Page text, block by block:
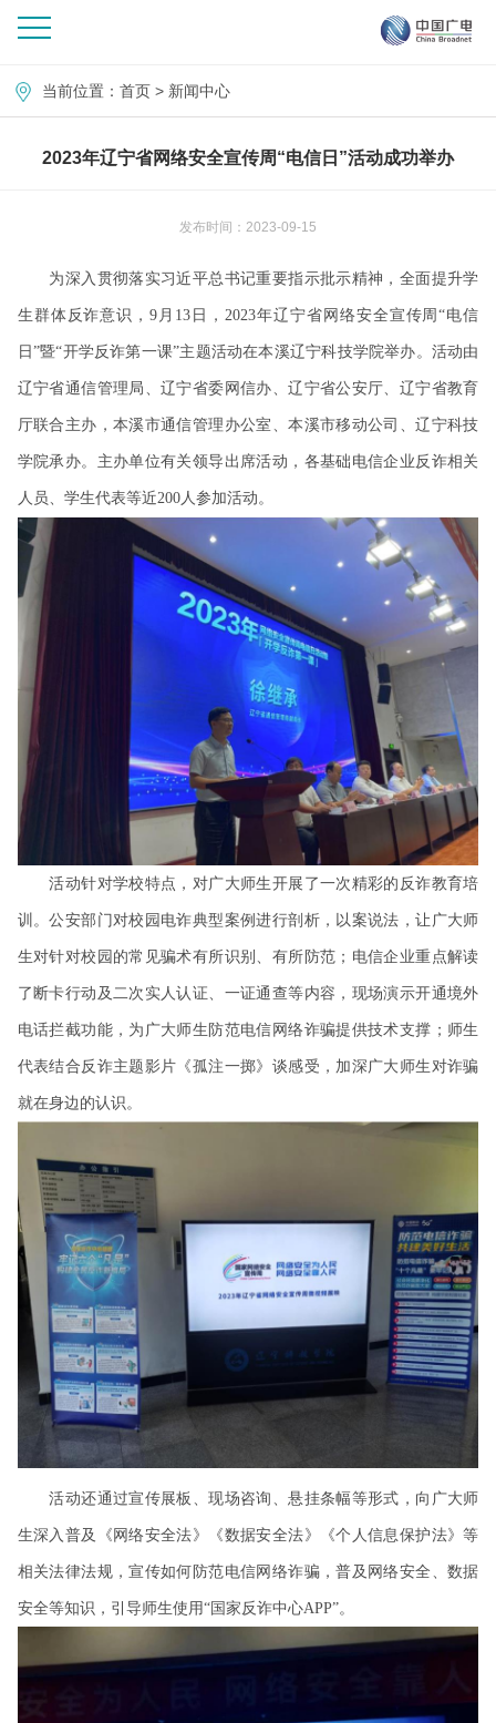
当前位置： 首页 > 新闻中心
2023年辽宁省网络安全宣传周“电信日”活动成功举办
发布时间：2023-09-15
为深入贯彻落实习近平总书记重要指示批示精神，全面提升学
生群体反诈意识，9月13日，2023年辽宁省网络安全宣传周“电信
日”暨“开学反诈第一课”主题活动在本溪辽宁科技学院举办。活动由
辽宁省通信管理局、辽宁省委网信办、辽宁省公安厅、辽宁省教育
厅联合主办，本溪市通信管理办公室、本溪市移动公司、辽宁科技
学院承办。主办单位有关领导出席活动，各基础电信企业反诈相关
人员、学生代表等近200人参加活动。
活动针对学校特点，对广大师生开展了一次精彩的反诈教育培
训。公安部门对校园电诈典型案例进行剖析，以案说法，让广大师
生对针对校园的常见骗术有所识别、有所防范；电信企业重点解读
了断卡行动及二次实人认证、一证通查等内容，现场演示开通境外
电话拦截功能，为广大师生防范电信网络诈骗提供技术支撑；师生
代表结合反诈主题影片《孤注一掷》谈感受，加深广大师生对诈骗
就在身边的认识。
活动还通过宣传展板、现场咨询、悬挂条幅等形式，向广大师
生深入普及《网络安全法》《数据安全法》《个人信息保护法》等
相关法律法规，宣传如何防范电信网络诈骗，普及网络安全、数据
安全等知识，引导师生使用“国家反诈中心APP”。